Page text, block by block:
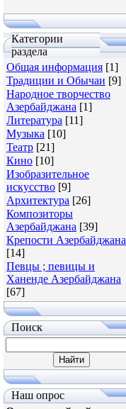
Категории
раздела
Общая информация [1]
Традиции и Обычаи [9]
Народное творчество
Азербайджана [1]
Литература [11]
Музыка [10]
Театр [21]
Кино [10]
Изобразительное
искусство [9]
Архитектура [26]
Композиторы
Азербайджана [39]
Крепости Азербайджана
[14]
Певцы ; певицы и
Ханенде Азербайджана
[67]
Поиск
Наш опрос